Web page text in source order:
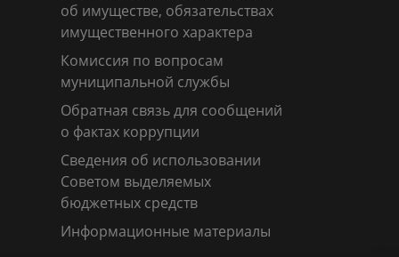
об имуществе, обязательствах
имущественного характера
Комиссия по вопросам
муниципальной службы
Обратная связь для сообщений
о фактах коррупции
Сведения об использовании
Советом выделяемых
бюджетных средств
Информационные материалы